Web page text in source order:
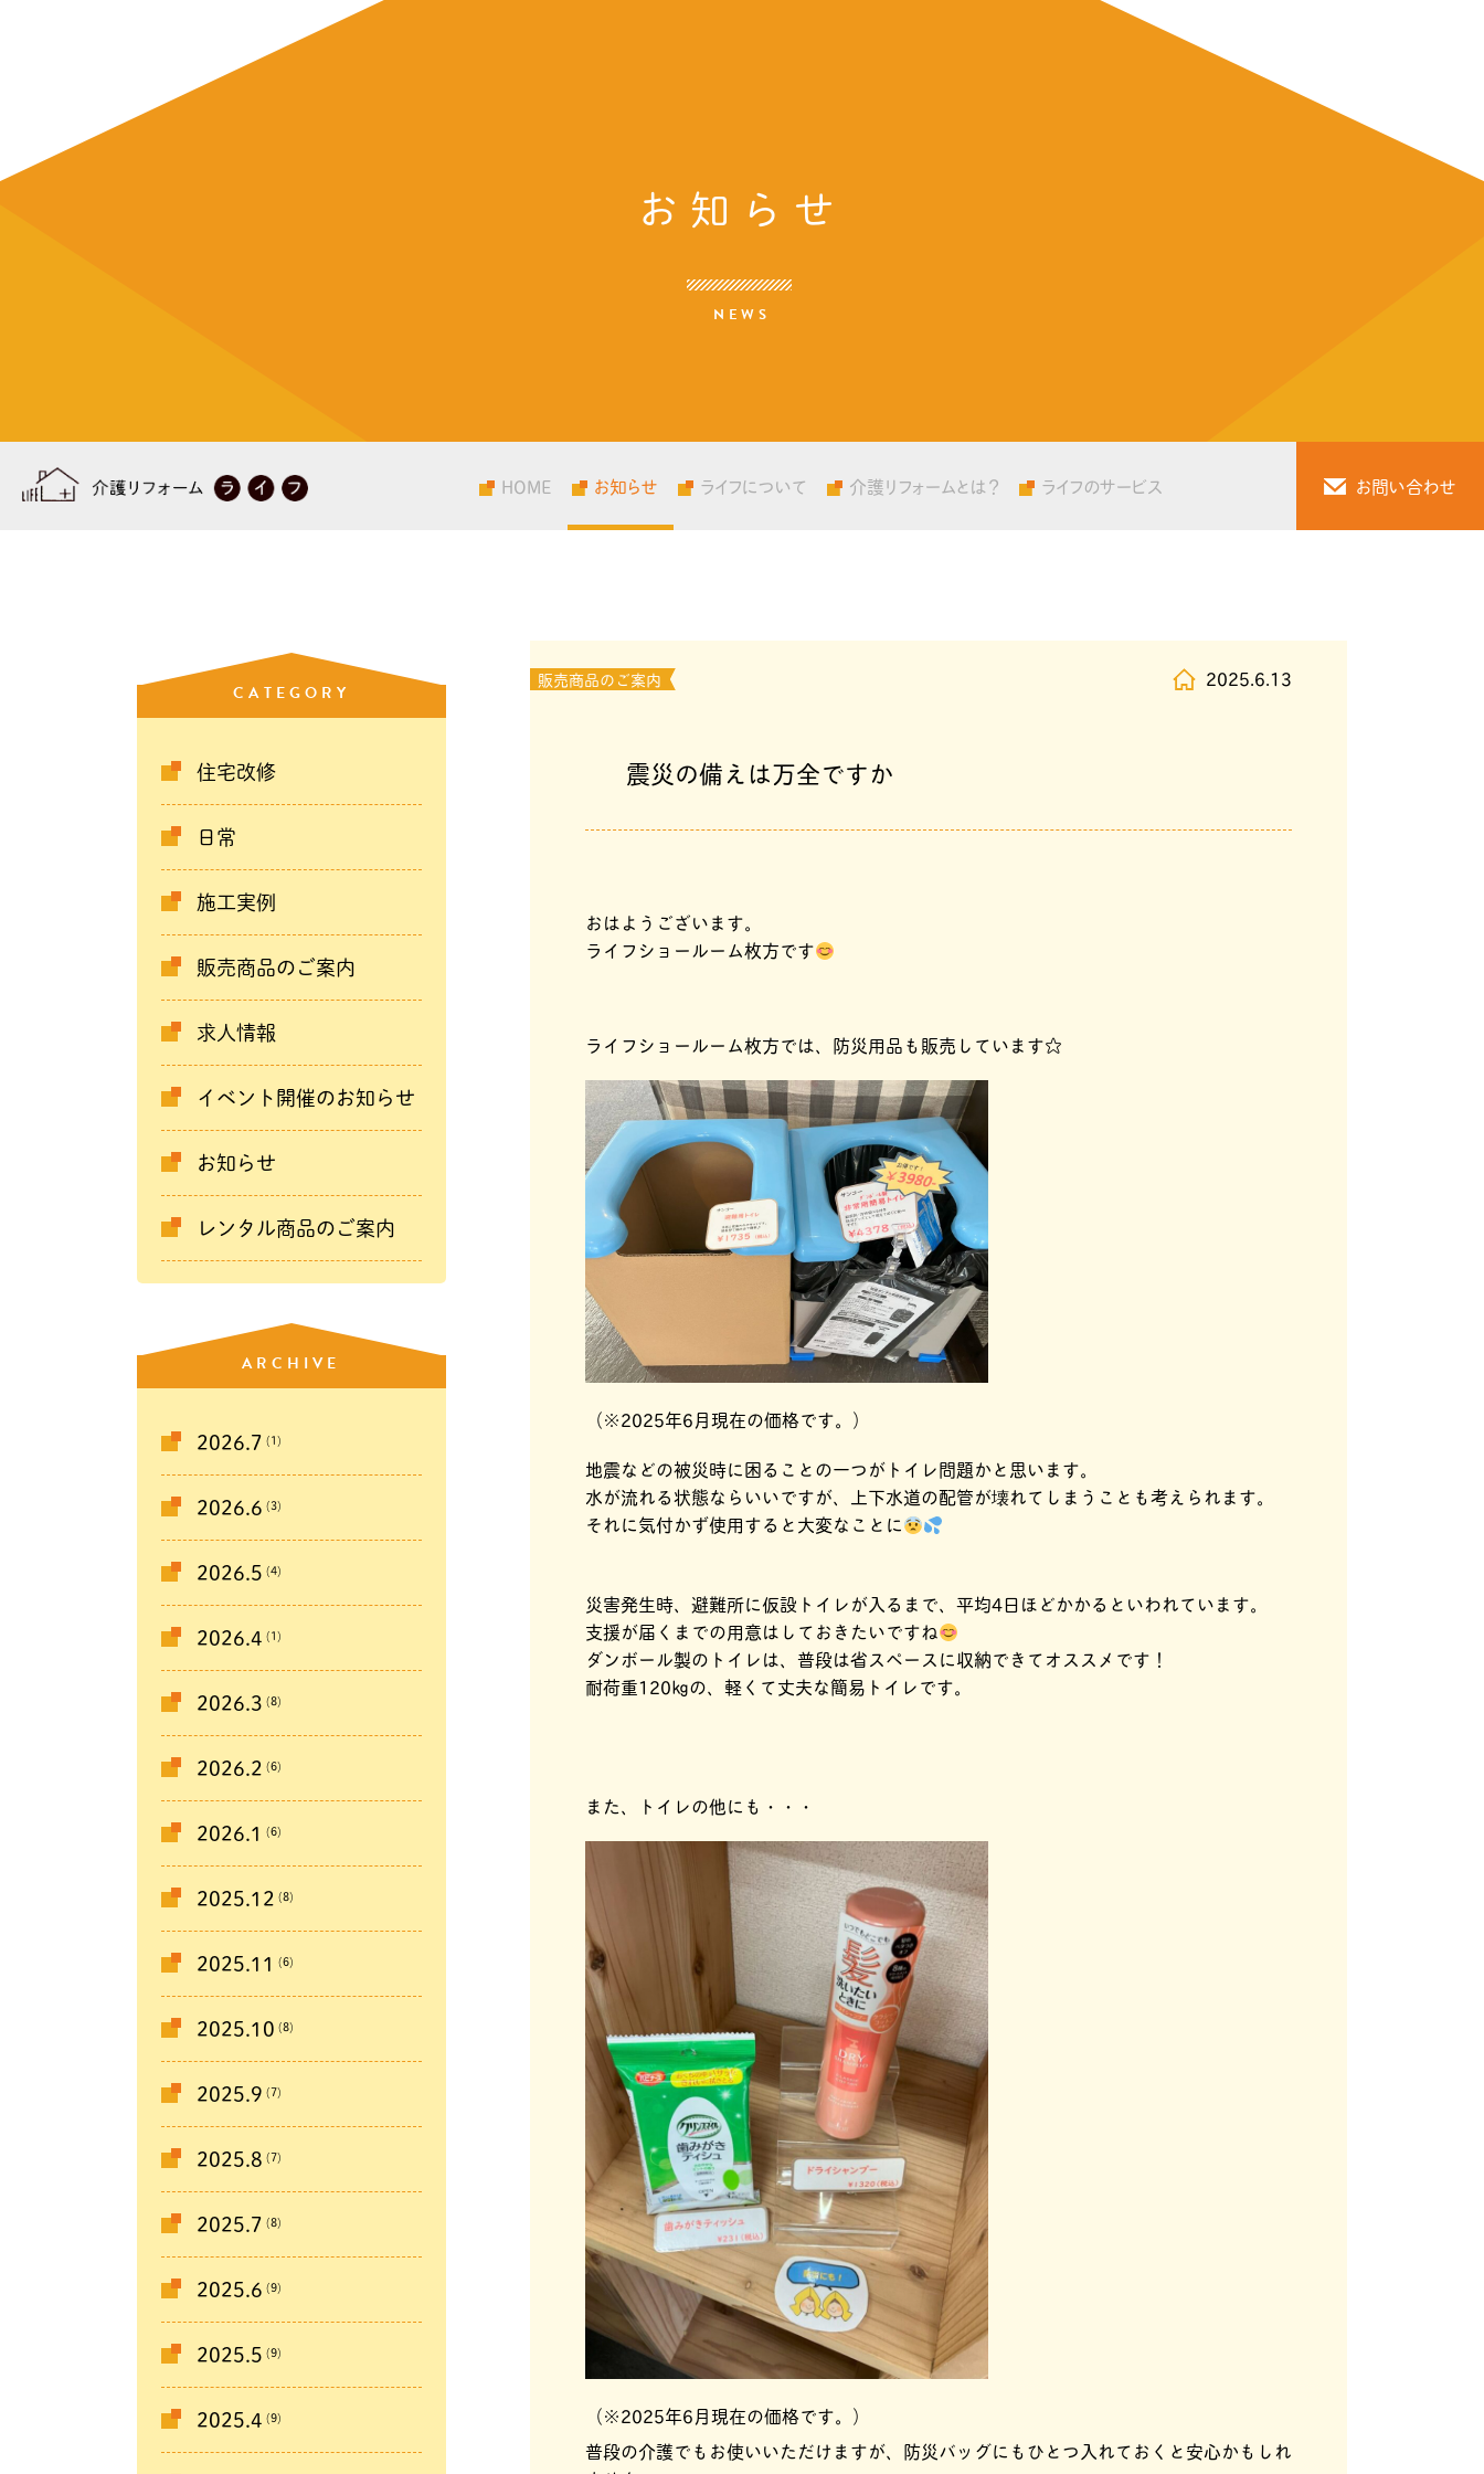
HOME お知らせ ライフについて 介護リフォームとは？ ライフのサービス お問い合わせ
お知らせ
NEWS
CATEGORY
住宅改修
日常
施工実例
販売商品のご案内
求人情報
イベント開催のお知らせ
お知らせ
レンタル商品のご案内
ARCHIVE
2026.7 (1)
2026.6 (3)
2026.5 (4)
2026.4 (1)
2026.3 (8)
2026.2 (6)
2026.1 (6)
2025.12 (8)
2025.11 (6)
2025.10 (8)
2025.9 (7)
2025.8 (7)
2025.7 (8)
2025.6 (9)
2025.5 (9)
2025.4 (9)
販売商品のご案内 2025.6.13
震災の備えは万全ですか
おはようございます。
ライフショールーム枚方です
ライフショールーム枚方では、防災用品も販売しています☆
（※2025年6月現在の価格です。）
地震などの被災時に困ることの一つがトイレ問題かと思います。
水が流れる状態ならいいですが、上下水道の配管が壊れてしまうことも考えられます。
それに気付かず使用すると大変なことに
災害発生時、避難所に仮設トイレが入るまで、平均4日ほどかかるといわれています。
支援が届くまでの用意はしておきたいですね
ダンボール製のトイレは、普段は省スペースに収納できてオススメです！
耐荷重120㎏の、軽くて丈夫な簡易トイレです。
また、トイレの他にも・・・
（※2025年6月現在の価格です。）
普段の介護でもお使いいただけますが、防災バッグにもひとつ入れておくと安心かもしれ